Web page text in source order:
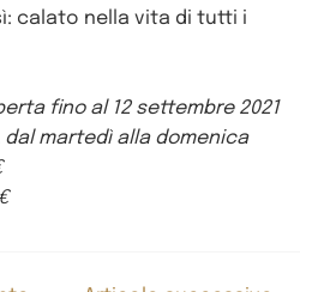
calato nella vita di tutti i
fino al 12 settembre 2021
dal martedì alla domenica